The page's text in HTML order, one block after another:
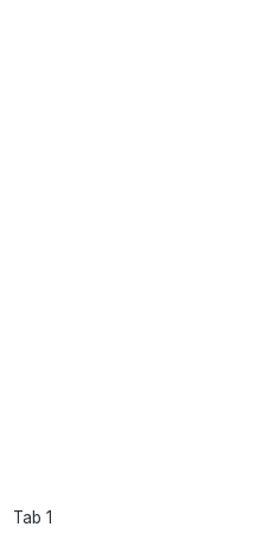
Tab 1